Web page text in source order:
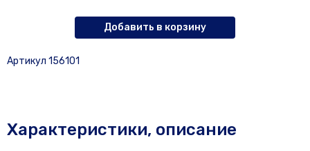
Добавить в корзину
Артикул 156101
Характеристики, описание